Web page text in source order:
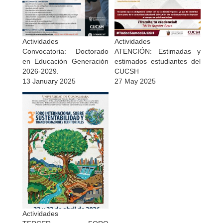
Actividades
Convocatoria: Doctorado
en Educación Generación
2026-2029.
13 January 2025
Actividades
ATENCIÓN: Estimadas y
estimados estudiantes del
CUCSH
27 May 2025
Actividades